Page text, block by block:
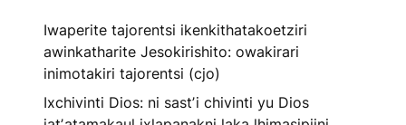
Iwaperite tajorentsi ikenkithatakoetziri
awinkatharite Jesokirishito: owakirari
inimotakiri tajorentsi (cjo)
Ixchivinti Dios: ni sastʼi chivinti yu Dios